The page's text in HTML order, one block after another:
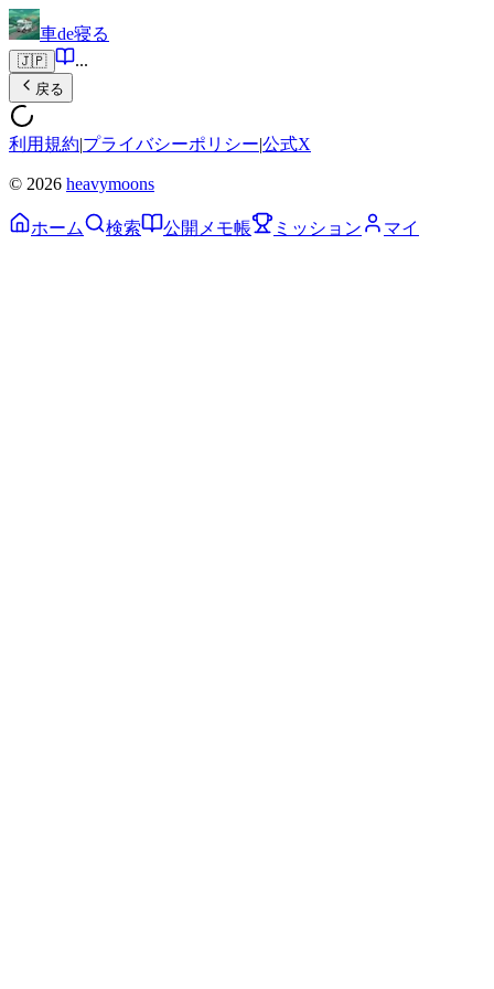
車de寝る
🇯🇵 ...
戻る
利用規約|プライバシーポリシー|公式X
© 2026 heavymoons
ホーム 検索 公開メモ帳 ミッション マイ